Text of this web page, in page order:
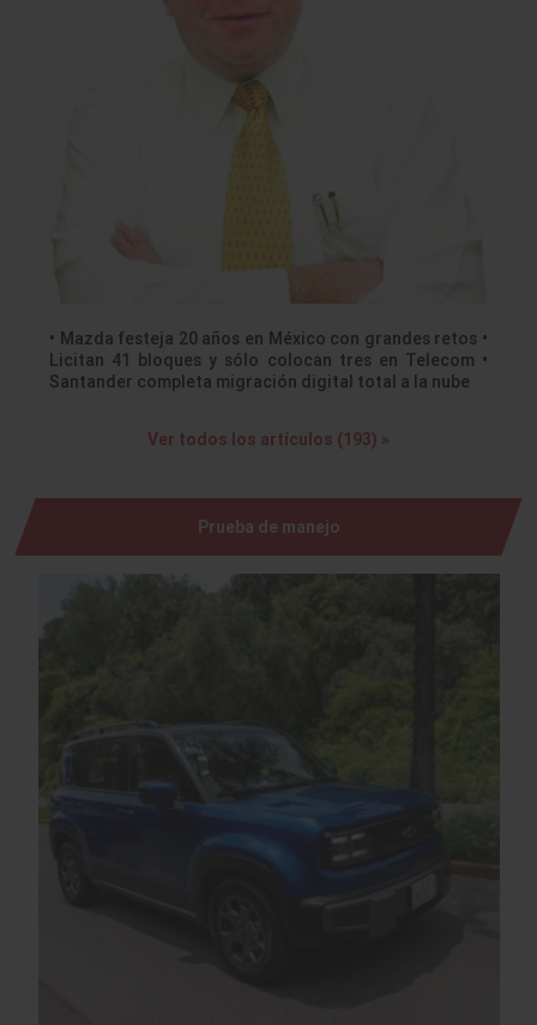
• Mazda festeja 20 años en México con grandes retos •
Licitan 41 bloques y sólo colocan tres en Telecom •
Santander completa migración digital total a la nube
Ver todos los artículos (193) »
Prueba de manejo